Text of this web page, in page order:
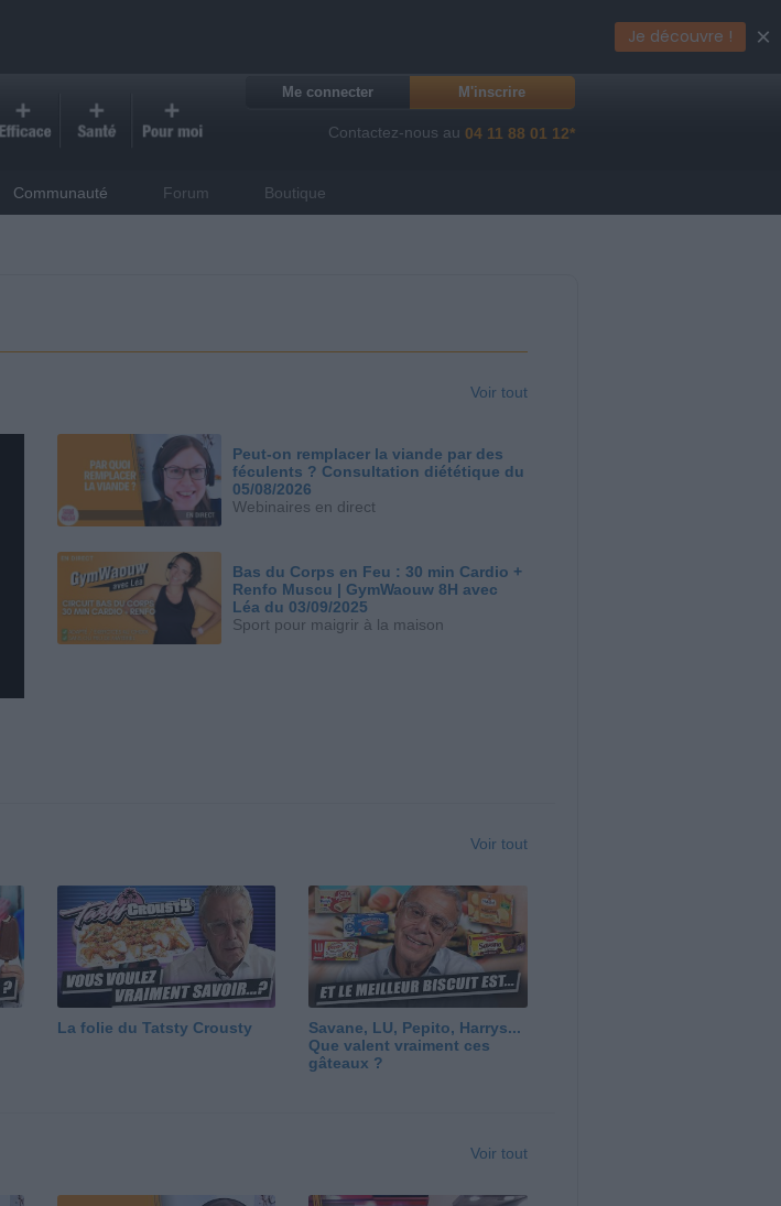
Me connecter M'inscrire
Contactez-nous au 04 11 88 01 12*
Communauté Forum Boutique
Voir tout
Peut-on remplacer la viande par des
féculents ? Consultation diététique du
05/08/2026
Webinaires en direct
Bas du Corps en Feu : 30 min Cardio +
Renfo Muscu | GymWaouw 8H avec
Léa du 03/09/2025
Sport pour maigrir à la maison
Voir tout
La folie du Tatsty Crousty
Savane, LU, Pepito, Harrys...
Que valent vraiment ces
gâteaux ?
Voir tout
Je découvre ! ×